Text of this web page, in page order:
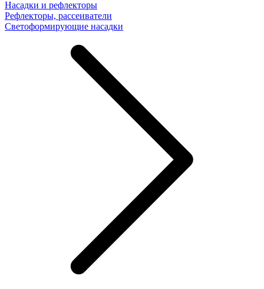
Насадки и рефлекторы
Рефлекторы, рассеиватели
Светоформирующие насадки